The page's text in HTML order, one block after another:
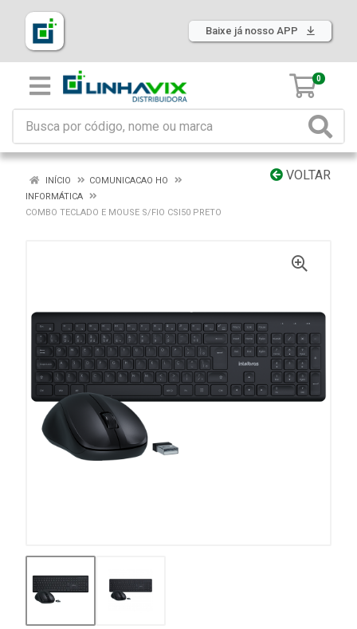
Baixe já nosso APP
0
VOLTAR
INÍCIO
COMUNICACAO HO
INFORMÁTICA
COMBO TECLADO E MOUSE S/FIO CSI50 PRETO